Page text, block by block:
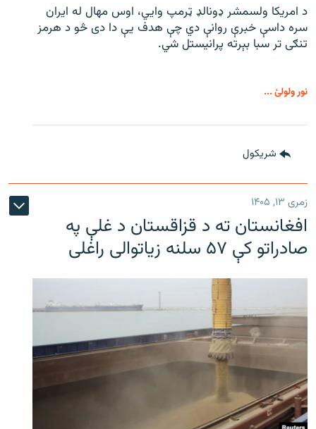
د امریکا ولسمشر ډونالډ ټرمپ وایي، اوس مهال له ایران
سره داسې خبرې روانې دي چې هدف یې دا دی څو د هرمز
تنګی تر سبا بېرته پرانیستل شي.
نور ولولئ ...
شريکول
زمری ۱۳, ۱۴۰۵
افغانستان ته د قزاقستان د غلې په
صادراتو کې ۵۷ سلنه زیاتوالی راغلی